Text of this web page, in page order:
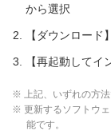
から選択
【ダウンロード
【再起動してイ
※ 上記、いずれの方法
※ 更新するソフトウ
能です。